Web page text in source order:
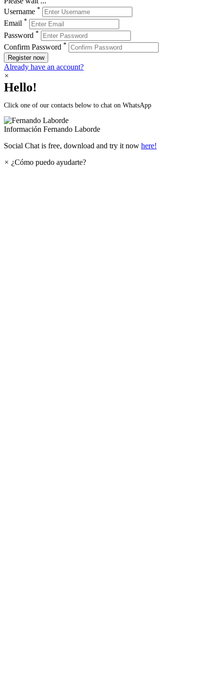
Username *
Email *
Password *
Confirm Password *
Register now
Already have an account?
×
Hello!
Click one of our contacts below to chat on WhatsApp
Información Fernando Laborde
Social Chat is free, download and try it now here!
× ¿Cómo puedo ayudarte?